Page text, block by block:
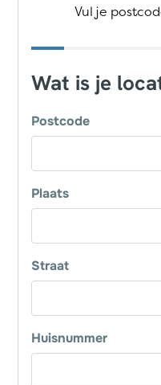
Vul je